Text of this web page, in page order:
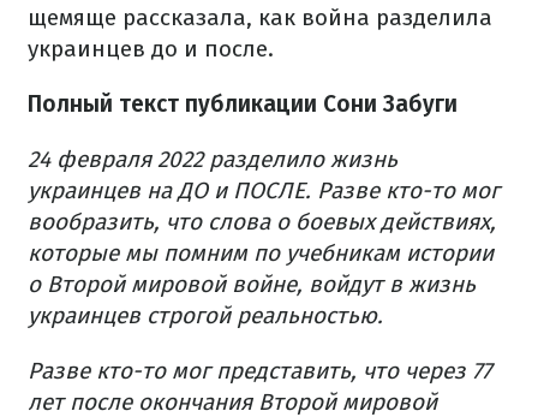
щемяще рассказала, как война разделила
украинцев до и после.
Полный текст публикации Сони Забуги
24 февраля 2022 разделило жизнь
украинцев на ДО и ПОСЛЕ. Разве кто-то мог
вообразить, что слова о боевых действиях,
которые мы помним по учебникам истории
о Второй мировой войне, войдут в жизнь
украинцев строгой реальностью.
Разве кто-то мог представить, что через 77
лет после окончания Второй мировой